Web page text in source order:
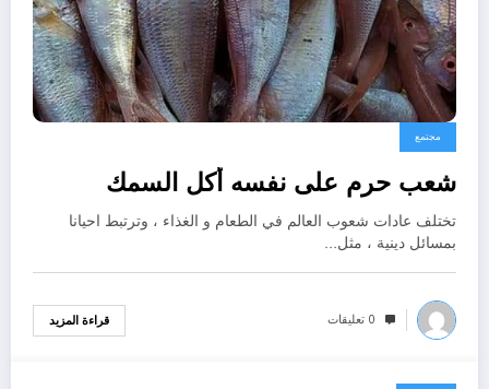
مجتمع
شعب حرم على نفسه أكل السمك
تختلف عادات شعوب العالم في الطعام و الغذاء ، وترتبط احيانا
بمسائل دينية ، مثل…
0 تعليقات قراءة المزيد